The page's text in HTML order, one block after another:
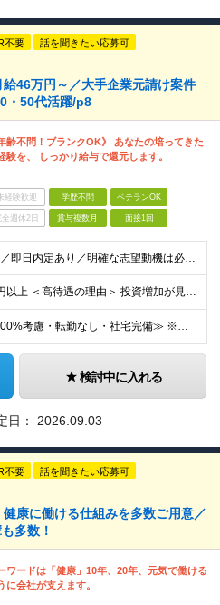
不要 話を聞きたい応募可
46万円～／大手企業元請け案件
・50代活躍/p8
年齢不問！ブランクOK》 あなたの培ってきた
験を、 しっかり給与で還元します。
経験歓迎 学歴不問 ベテランOK
全週休2日 賞与複数月 面接1回
《面接1回／即日内定あり／明確な志望動機は必要なし》 ◆学歴・年齢不問 ◆建設業界での実務経験や設備設計（電気設備、空調・衛生設備）、土木設計（橋梁／トンネル・道路・造成／上下水道）などの業界経験者
月給46万円以上 ＜高待遇の理由＞ 投資増加が見込まれる領域へ大きな強みを持つ当社には、大手建設会社の元請けの大型工事が多数寄せられます。そのため、施工管理として働く皆さんを、高待遇でお迎えすること
≪勤務地100%考慮・転勤なし・社宅完備≫ ※配属は全国のプロジェクト先 ※あなたの希望を考慮し、勤務地を決定します。 ※U・Iターン歓迎 ※出張面接も可能です！お住まいの近くに伺います。(応相談
検討中に入れる
日： 2026.09.03
不要 話を聞きたい応募可
康に働ける仕組みを多数ご用意／
多数！
ワードは「健康」10年、20年、元気で働ける
に会社が支えます。